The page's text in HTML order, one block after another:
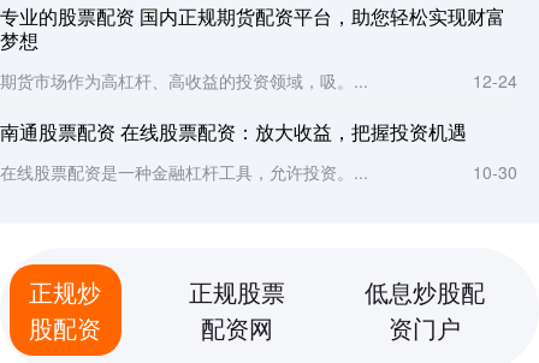
专业的股票配资 国内正规期货配资平台，助您轻松实现财富
梦想
期货市场作为高杠杆、高收益的投资领域，吸。... 12-24
南通股票配资 在线股票配资：放大收益，把握投资机遇
在线股票配资是一种金融杠杆工具，允许投资。... 10-30
正规炒
股配资
正规股票
配资网
低息炒股配
资门户